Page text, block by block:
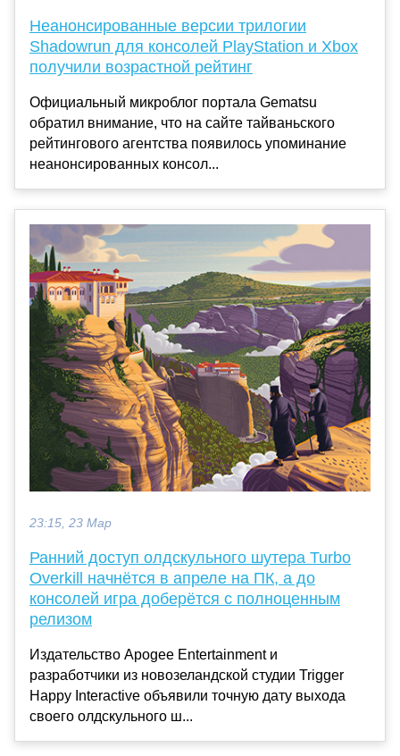
Неанонсированные версии трилогии
Shadowrun для консолей PlayStation и Xbox
получили возрастной рейтинг
Официальный микроблог портала Gematsu
обратил внимание, что на сайте тайваньского
рейтингового агентства появилось упоминание
неанонсированных консол...
23:15, 23 Мар
Ранний доступ олдскульного шутера Turbo
Overkill начнётся в апреле на ПК, а до
консолей игра доберётся с полноценным
релизом
Издательство Apogee Entertainment и
разработчики из новозеландской студии Trigger
Happy Interactive объявили точную дату выхода
своего олдскульного ш...